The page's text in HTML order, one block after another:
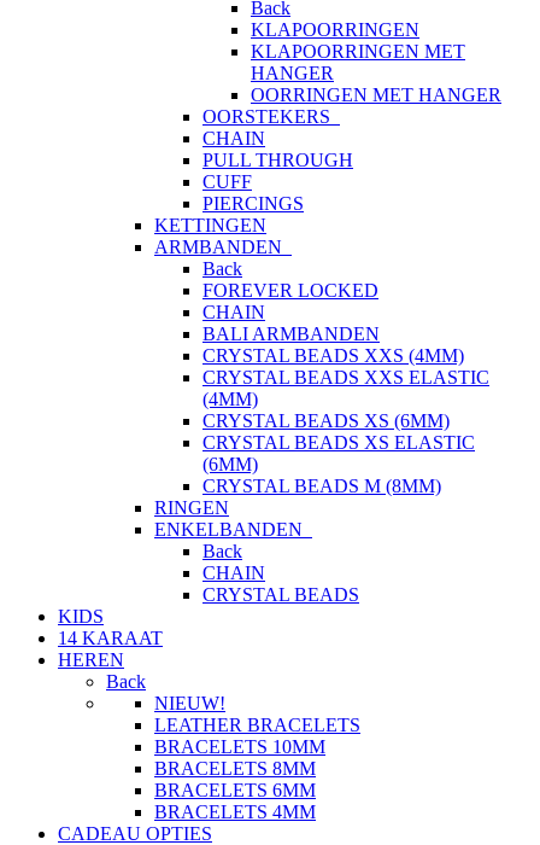
Back
KLAPOORRINGEN
KLAPOORRINGEN MET
HANGER
OORRINGEN MET HANGER
OORSTEKERS
CHAIN
PULL THROUGH
CUFF
PIERCINGS
KETTINGEN
ARMBANDEN
Back
FOREVER LOCKED
CHAIN
BALI ARMBANDEN
CRYSTAL BEADS XXS (4MM)
CRYSTAL BEADS XXS ELASTIC
(4MM)
CRYSTAL BEADS XS (6MM)
CRYSTAL BEADS XS ELASTIC
(6MM)
CRYSTAL BEADS M (8MM)
RINGEN
ENKELBANDEN
Back
CHAIN
CRYSTAL BEADS
KIDS
14 KARAAT
HEREN
Back
NIEUW!
LEATHER BRACELETS
BRACELETS 10MM
BRACELETS 8MM
BRACELETS 6MM
BRACELETS 4MM
CADEAU OPTIES